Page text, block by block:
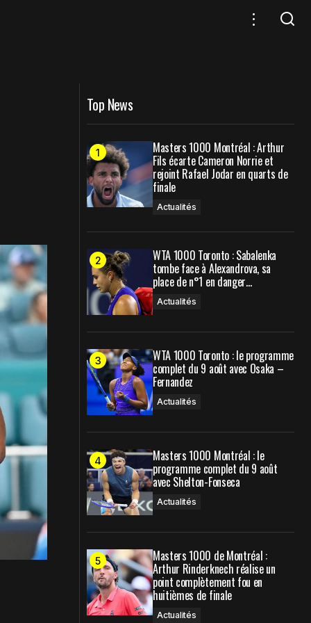
Top News
Masters 1000 Montréal : Arthur
Fils écarte Cameron Norrie et
rejoint Rafael Jodar en quarts de
finale
Actualités
WTA 1000 Toronto : Sabalenka
tombe face à Alexandrova, sa
place de n°1 en danger…
Actualités
WTA 1000 Toronto : le programme
complet du 9 août avec Osaka –
Fernandez
Actualités
Masters 1000 Montréal : le
programme complet du 9 août
avec Shelton-Fonseca
Actualités
Masters 1000 de Montréal :
Arthur Rinderknech réalise un
point complètement fou en
huitièmes de finale
Actualités